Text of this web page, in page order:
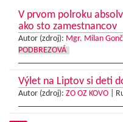
V prvom polroku
ako sto zamestnancov
Autor (zdroj): Mgr. Milan
PODBREZOVÁ
Výlet na Liptov si deti
Autor (zdroj): ZO OZ KOVO